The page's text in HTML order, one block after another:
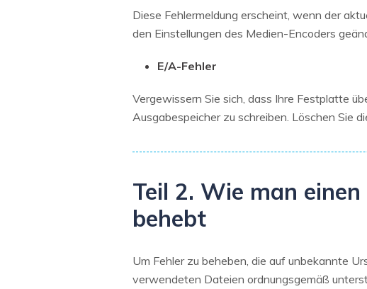
Diese Fehlermeldung erscheint, wenn der
den Einstellungen des Medien-Encoders
E/A-Fehler
Vergewissern Sie sich, dass Ihre Festplatte
Ausgabespeicher zu schreiben. Löschen Sie
Teil 2. Wie man
behebt
Um Fehler zu beheben, die auf unbekannte
verwendeten Dateien ordnungsgemäß